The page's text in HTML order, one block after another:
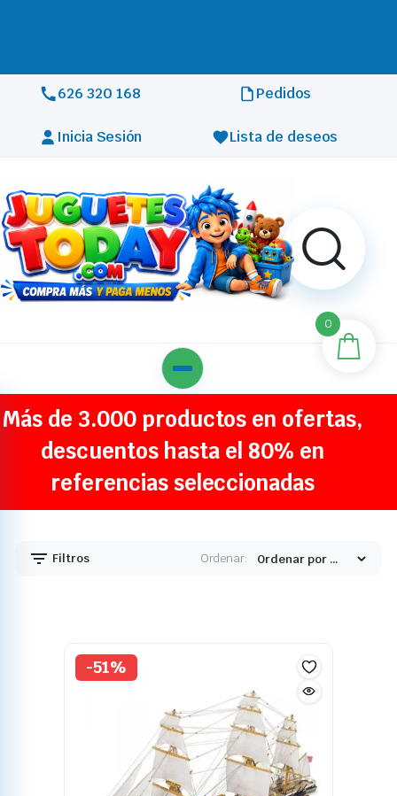
626 320 168 Pedidos
Inicia Sesión Lista de deseos
Más de 3.000 productos en ofertas,
descuentos hasta el 80% en
referencias seleccionadas
Filtros Ordenar:
-51%
0